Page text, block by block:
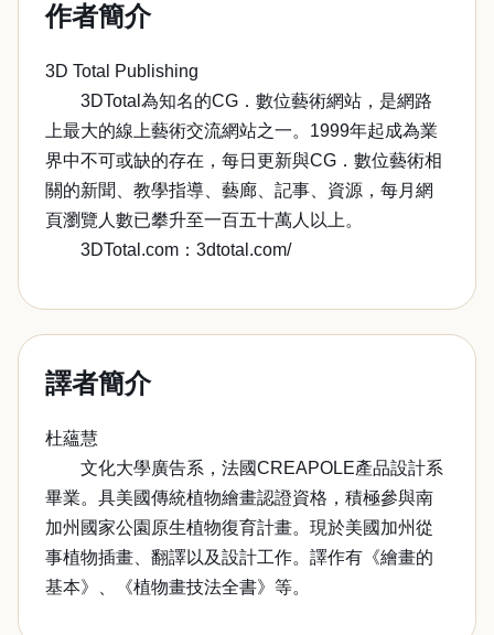
作者簡介
3D Total Publishing
3DTotal為知名的CG．數位藝術網站，是網路
上最大的線上藝術交流網站之一。1999年起成為業
界中不可或缺的存在，每日更新與CG．數位藝術相
關的新聞、教學指導、藝廊、記事、資源，每月網
頁瀏覽人數已攀升至一百五十萬人以上。
3DTotal.com：3dtotal.com/
譯者簡介
杜蘊慧
文化大學廣告系，法國CREAPOLE產品設計系
畢業。具美國傳統植物繪畫認證資格，積極參與南
加州國家公園原生植物復育計畫。現於美國加州從
事植物插畫、翻譯以及設計工作。譯作有《繪畫的
基本》、《植物畫技法全書》等。